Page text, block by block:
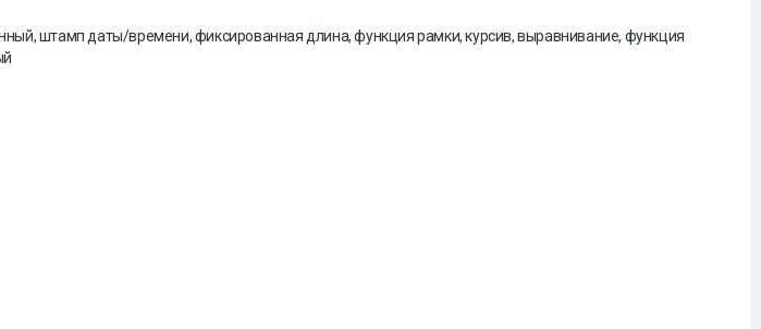
штамп даты/времени, фиксированная длина, функция рамки, курсив, выравнивание, функция